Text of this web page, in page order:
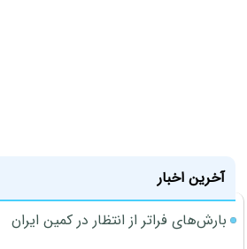
آخرین اخبار
بارش‌های فراتر از انتظار در کمین ایران